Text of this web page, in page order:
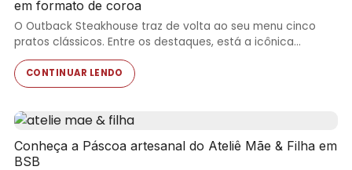
em formato de coroa
O Outback Steakhouse traz de volta ao seu menu cinco
pratos clássicos. Entre os destaques, está a icônica…
CONTINUAR LENDO
Conheça a Páscoa artesanal do Ateliê Mãe & Filha em
BSB